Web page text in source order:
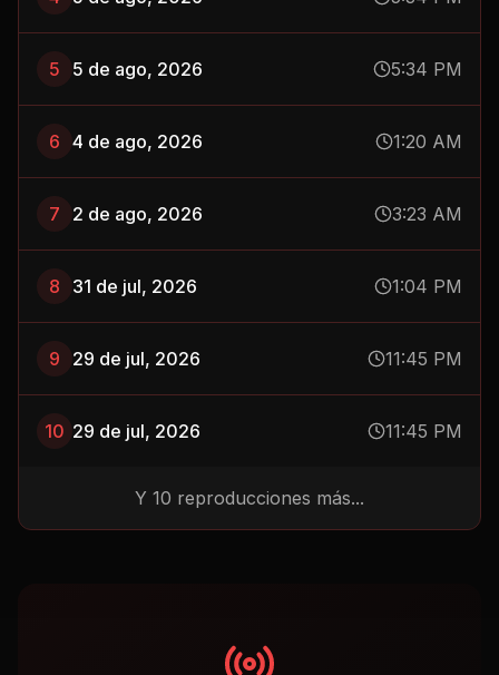
5 5 de ago, 2026 5:34 PM
6 4 de ago, 2026 1:20 AM
7 2 de ago, 2026 3:23 AM
8 31 de jul, 2026 1:04 PM
9 29 de jul, 2026 11:45 PM
10 29 de jul, 2026 11:45 PM
Y 10 reproducciones más...